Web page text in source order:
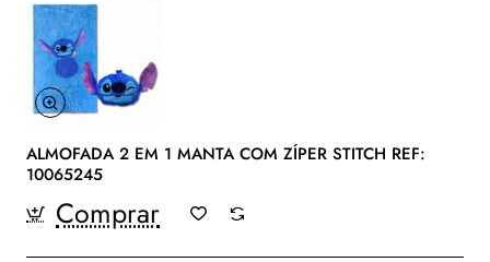
ALMOFADA 2 EM 1 MANTA COM ZÍPER STITCH REF:
10065245
Comprar